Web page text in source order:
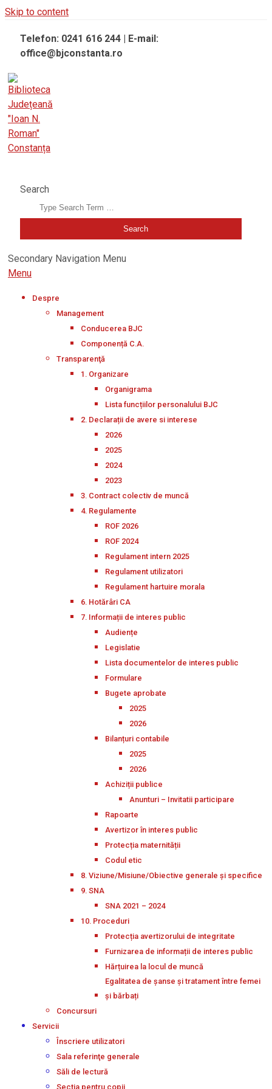
Skip to content
Telefon: 0241 616 244 | E-mail:
office@bjconstanta.ro
Search
Secondary Navigation Menu
Menu
Despre
Management
Conducerea BJC
Componență C.A.
Transparenţă
1. Organizare
Organigrama
Lista funcțiilor personalului BJC
2. Declarații de avere si interese
2026
2025
2024
2023
3. Contract colectiv de muncă
4. Regulamente
ROF 2026
ROF 2024
Regulament intern 2025
Regulament utilizatori
Regulament hartuire morala
6. Hotărâri CA
7. Informații de interes public
Audiențe
Legislatie
Lista documentelor de interes public
Formulare
Bugete aprobate
2025
2026
Bilanțuri contabile
2025
2026
Achiziții publice
Anunturi – Invitatii participare
Rapoarte
Avertizor în interes public
Protecția maternității
Codul etic
8. Viziune/Misiune/Obiective generale și specifice
9. SNA
SNA 2021 – 2024
10. Proceduri
Protecția avertizorului de integritate
Furnizarea de informații de interes public
Hărțuirea la locul de muncă
Egalitatea de șanse și tratament între femei
și bărbați
Concursuri
Servicii
Înscriere utilizatori
Sala referinţe generale
Săli de lectură
Secţia pentru copii